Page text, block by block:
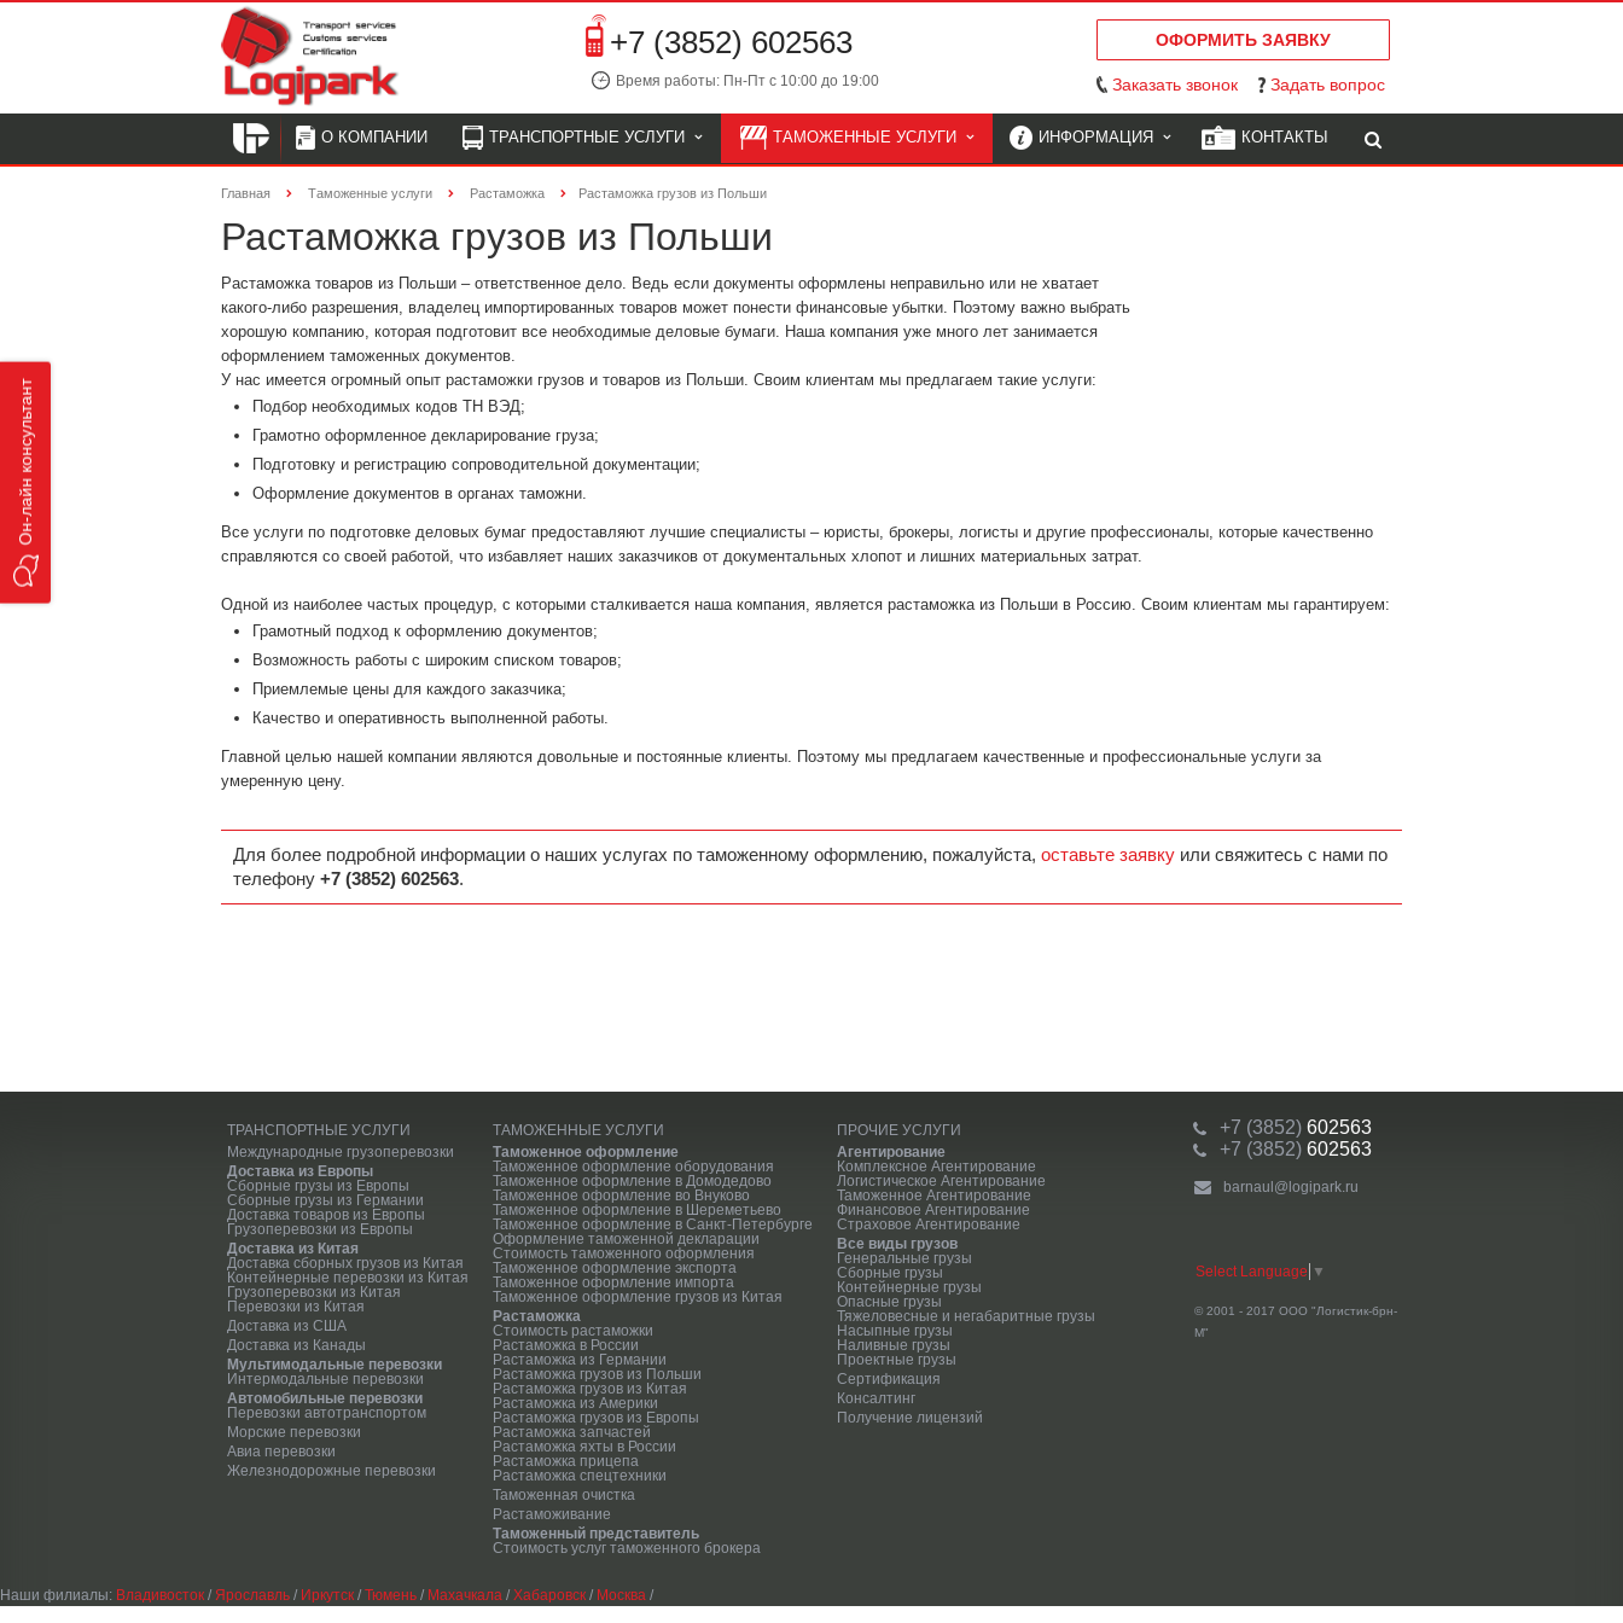
+7 (3852) 602563
Время работы: Пн-Пт с 10:00 до 19:00
ОФОРМИТЬ ЗАЯВКУ
Заказать звонок Задать вопрос
О КОМПАНИИ ТРАНСПОРТНЫЕ УСЛУГИ ТАМОЖЕННЫЕ УСЛУГИ ИНФОРМАЦИЯ КОНТАКТЫ
Главная Таможенные услуги Растаможка Растаможка грузов из Польши
Растаможка грузов из Польши
Растаможка товаров из Польши – ответственное дело. Ведь если документы оформлены неправильно или не хватает
какого-либо разрешения, владелец импортированных товаров может понести финансовые убытки. Поэтому важно выбрать
хорошую компанию, которая подготовит все необходимые деловые бумаги. Наша компания уже много лет занимается
оформлением таможенных документов.
У нас имеется огромный опыт растаможки грузов и товаров из Польши. Своим клиентам мы предлагаем такие услуги:
Подбор необходимых кодов ТН ВЭД;
Грамотно оформленное декларирование груза;
Подготовку и регистрацию сопроводительной документации;
Оформление документов в органах таможни.
Все услуги по подготовке деловых бумаг предоставляют лучшие специалисты – юристы, брокеры, логисты и другие профессионалы, которые качественно
справляются со своей работой, что избавляет наших заказчиков от документальных хлопот и лишних материальных затрат.
Одной из наиболее частых процедур, с которыми сталкивается наша компания, является растаможка из Польши в Россию. Своим клиентам мы гарантируем:
Грамотный подход к оформлению документов;
Возможность работы с широким списком товаров;
Приемлемые цены для каждого заказчика;
Качество и оперативность выполненной работы.
Главной целью нашей компании являются довольные и постоянные клиенты. Поэтому мы предлагаем качественные и профессиональные услуги за
умеренную цену.
Для более подробной информации о наших услугах по таможенному оформлению, пожалуйста, оставьте заявку или свяжитесь с нами по
телефону +7 (3852) 602563.
ТРАНСПОРТНЫЕ УСЛУГИ
Международные грузоперевозки
Доставка из Европы
Сборные грузы из Европы
Сборные грузы из Германии
Доставка товаров из Европы
Грузоперевозки из Европы
Доставка из Китая
Доставка сборных грузов из Китая
Контейнерные перевозки из Китая
Грузоперевозки из Китая
Перевозки из Китая
Доставка из США
Доставка из Канады
Мультимодальные перевозки
Интермодальные перевозки
Автомобильные перевозки
Перевозки автотранспортом
Морские перевозки
Авиа перевозки
Железнодорожные перевозки
ТАМОЖЕННЫЕ УСЛУГИ
Таможенное оформление
Таможенное оформление оборудования
Таможенное оформление в Домодедово
Таможенное оформление во Внуково
Таможенное оформление в Шереметьево
Таможенное оформление в Санкт-Петербурге
Оформление таможенной декларации
Стоимость таможенного оформления
Таможенное оформление экспорта
Таможенное оформление импорта
Таможенное оформление грузов из Китая
Растаможка
Стоимость растаможки
Растаможка в России
Растаможка из Германии
Растаможка грузов из Польши
Растаможка грузов из Китая
Растаможка из Америки
Растаможка грузов из Европы
Растаможка запчастей
Растаможка яхты в России
Растаможка прицепа
Растаможка спецтехники
Таможенная очистка
Растаможивание
Таможенный представитель
Стоимость услуг таможенного брокера
ПРОЧИЕ УСЛУГИ
Агентирование
Комплексное Агентирование
Логистическое Агентирование
Таможенное Агентирование
Финансовое Агентирование
Страховое Агентирование
Все виды грузов
Генеральные грузы
Сборные грузы
Контейнерные грузы
Опасные грузы
Тяжеловесные и негабаритные грузы
Насыпные грузы
Наливные грузы
Проектные грузы
Сертификация
Консалтинг
Получение лицензий
+7 (3852) 602563
+7 (3852) 602563
barnaul@logipark.ru
Select Language ▼
© 2001 - 2017 ООО "Логистик-брн-
М"
Наши филиалы: Владивосток / Ярославль / Иркутск / Тюмень / Махачкала / Хабаровск / Москва /
Он-лайн консультант